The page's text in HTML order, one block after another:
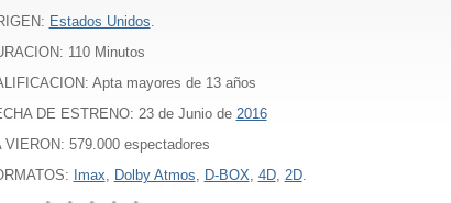
Estados Unidos.
110Minutos
Apta mayores de 13 años
DE ESTRENO: 23 de Junio de 2016
VIERON: 579.000 espectadores
Imax, Dolby Atmos, D-BOX, 4D, 2D.